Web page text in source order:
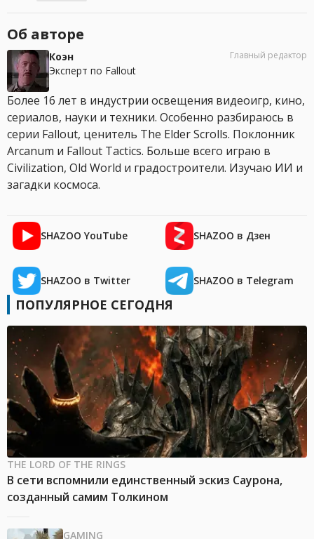
Об авторе
Коэн
Эксперт по Fallout
Главный редактор
Более 16 лет в индустрии освещения видеоигр, кино,
сериалов, науки и техники. Особенно разбираюсь в
серии Fallout, ценитель The Elder Scrolls. Поклонник
Arcanum и Fallout Tactics. Больше всего играю в
Civilization, Old World и градостроители. Изучаю ИИ и
загадки космоса.
SHAZOO YouTube SHAZOO в Дзен
SHAZOO в Twitter SHAZOO в Telegram
ПОПУЛЯРНОЕ СЕГОДНЯ
THE LORD OF THE RINGS
В сети вспомнили единственный эскиз Саурона,
созданный самим Толкином
GAMING